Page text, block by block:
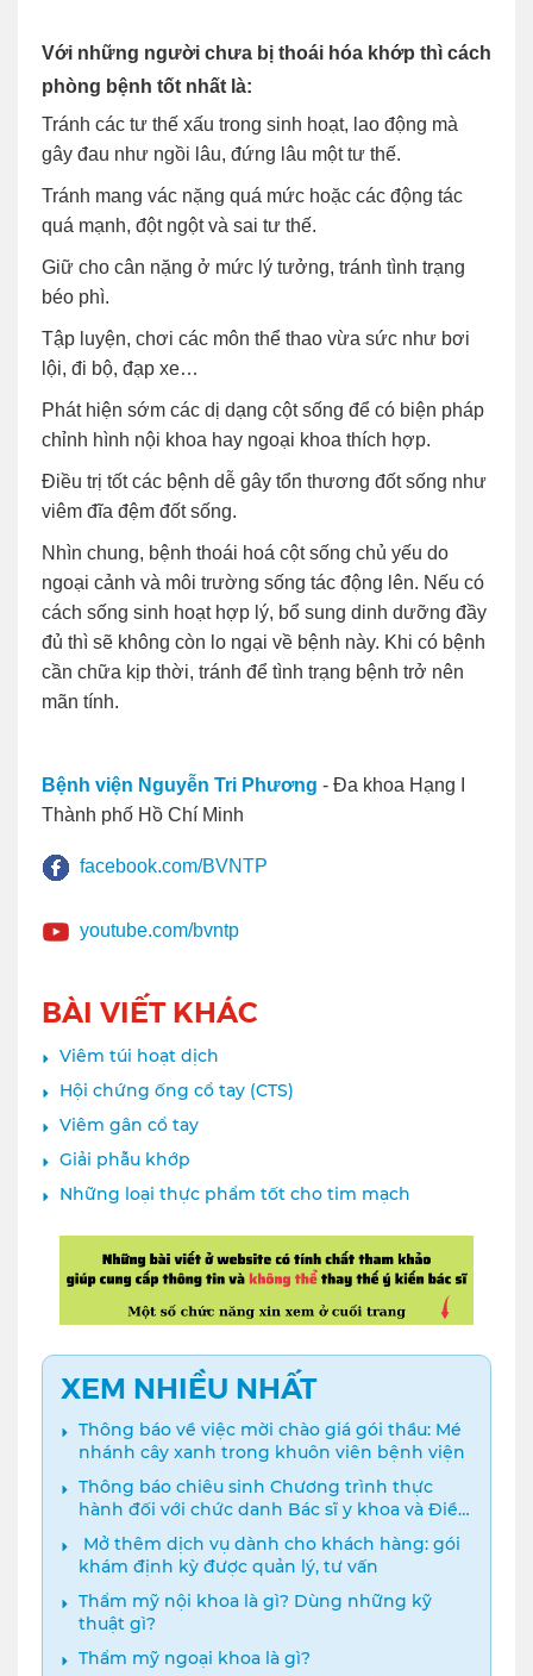
Với những người chưa bị thoái hóa khớp thì cách
phòng bệnh tốt nhất là:
Tránh các tư thế xấu trong sinh hoạt, lao động mà
gây đau như ngồi lâu, đứng lâu một tư thế.
Tránh mang vác nặng quá mức hoặc các động tác
quá mạnh, đột ngột và sai tư thế.
Giữ cho cân nặng ở mức lý tưởng, tránh tình trạng
béo phì.
Tập luyện, chơi các môn thể thao vừa sức như bơi
lội, đi bộ, đạp xe…
Phát hiện sớm các dị dạng cột sống để có biện pháp
chỉnh hình nội khoa hay ngoại khoa thích hợp.
Điều trị tốt các bệnh dễ gây tổn thương đốt sống như
viêm đĩa đệm đốt sống.
Nhìn chung, bệnh thoái hoá cột sống chủ yếu do
ngoại cảnh và môi trường sống tác động lên. Nếu có
cách sống sinh hoạt hợp lý, bổ sung dinh dưỡng đầy
đủ thì sẽ không còn lo ngại về bệnh này. Khi có bệnh
cần chữa kịp thời, tránh để tình trạng bệnh trở nên
mãn tính.
Bệnh viện Nguyễn Tri Phương - Đa khoa Hạng I
Thành phố Hồ Chí Minh
facebook.com/BVNTP
youtube.com/bvntp
BÀI VIẾT KHÁC
Viêm túi hoạt dịch
Hội chứng ống cổ tay (CTS)
Viêm gân cổ tay
Giải phẫu khớp
Những loại thực phẩm tốt cho tim mạch
XEM NHIỀU NHẤT
Thông báo về việc mời chào giá gói thầu: Mé
nhánh cây xanh trong khuôn viên bệnh viện
Thông báo chiêu sinh Chương trình thực
hành đối với chức danh Bác sĩ y khoa và Điều
dưỡng năm 2024
️ Mở thêm dịch vụ dành cho khách hàng: gói
khám định kỳ được quản lý, tư vấn
Thẩm mỹ nội khoa là gì? Dùng những kỹ
thuật gì?
Thẩm mỹ ngoại khoa là gì?